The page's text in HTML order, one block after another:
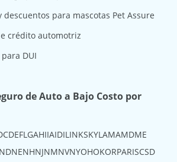
descuentos para mascotas Pet Assure
crédito automotriz
DUI
de Auto a Bajo Costo por
DEFL GAHIIAIDIL INKSKYLAMAMDME
NDNENHNJNMNVNYOHOKORPARISCSD